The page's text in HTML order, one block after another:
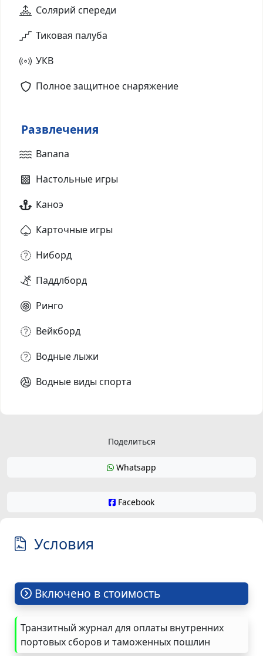
Солярий спереди
Тиковая палуба
УКВ
Полное защитное снаряжение
Развлечения
Banana
Настольные игры
Каноэ
Карточные игры
Ниборд
Паддлборд
Ринго
Вейкборд
Водные лыжи
Водные виды спорта
Поделиться
Whatsapp
Facebook
Условия
Включено в стоимость
Транзитный журнал для оплаты внутренних
портовых сборов и таможенных пошлин